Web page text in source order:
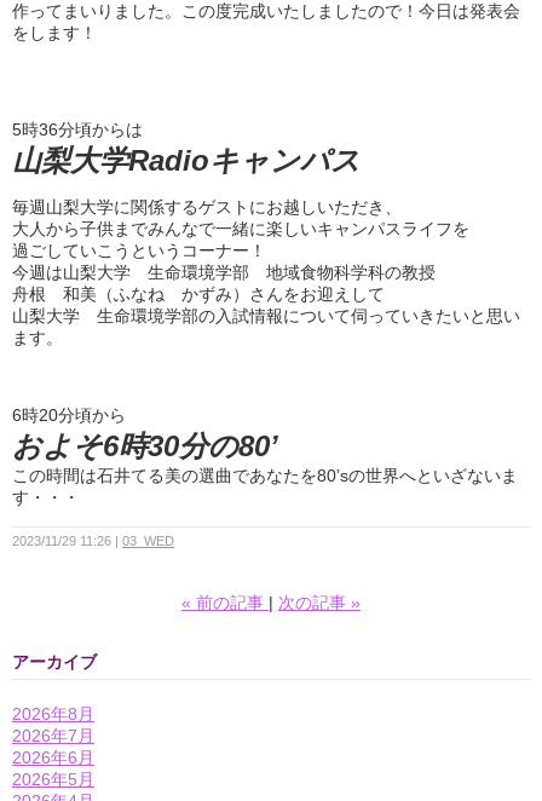
作ってまいりました。この度完成いたしましたので！今日は発表会
をします！
5時36分頃からは
山梨大学Radioキャンパス
毎週山梨大学に関係するゲストにお越しいただき、
大人から子供までみんなで一緒に楽しいキャンパスライフを
過ごしていこうというコーナー！
今週は山梨大学 生命環境学部 地域食物科学科の教授
舟根 和美（ふなね かずみ）さんをお迎えして
山梨大学 生命環境学部の入試情報について伺っていきたいと思い
ます。
6時20分頃から
およそ6時30分の80’
この時間は石井てる美の選曲であなたを80’sの世界へといざないま
す・・・
2023/11/29 11:26 03_WED
« 前の記事 次の記事 »
アーカイブ
2026年8月
2026年7月
2026年6月
2026年5月